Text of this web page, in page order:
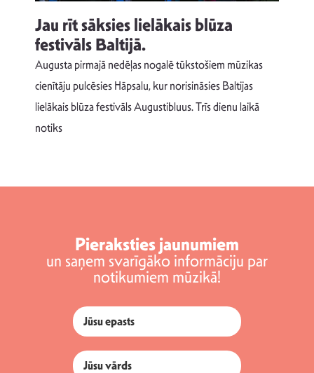
Jau rīt sāksies lielākais blūza
festivāls Baltijā.
Augusta pirmajā nedēļas nogalē tūkstošiem mūzikas
cienītāju pulcēsies Hāpsalu, kur norisināsies Baltijas
lielākais blūza festivāls Augustibluus. Trīs dienu laikā
notiks
Pieraksties jaunumiem
un saņem svarīgāko informāciju par
notikumiem mūzikā!